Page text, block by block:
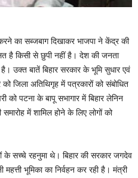
का सब्जबाग दिखाकर भाजपा ने केंद्र की
है किसी से छुपी नहीं है। देश की जनता
उक्त बातें बिहार सरकार के भूमि सुधार एवं
जिला अतिथिगृह में पत्रकारों को संबोधित
पटना के बापू सभागार में बिहार लेनिन
में शामिल होने के लिए लोगों को
के सच्चे रहनुमा थे। बिहार की सरकार जगदेव
भूमिका का निर्वहन कर रही है। मंत्री